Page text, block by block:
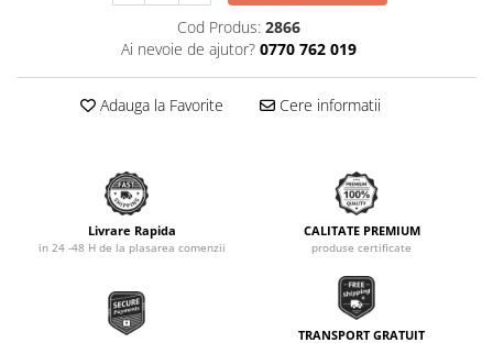
Cod Produs: 2866
Ai nevoie de ajutor? 0770 762 019
Adauga la Favorite Cere informatii
Livrare Rapida
in 24 -48 H de la plasarea comenzii
CALITATE PREMIUM
produse certificate
TRANSPORT GRATUIT